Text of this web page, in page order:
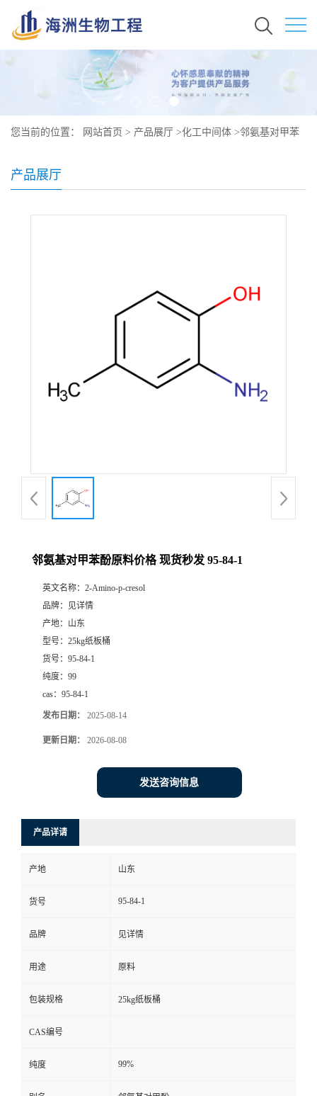
您当前的位置： 网站首页 > 产品展厅 >化工中间体 >邻氨基对甲苯
产品展厅
邻氨基对甲苯酚原料价格 现货秒发 95-84-1
英文名称： 2-Amino-p-cresol
品牌：
见详情
产地： 山东
型号： 25kg纸板桶
货号： 95-84-1
纯度： 99
cas： 95-84-1
发布日期： 2025-08-14
更新日期： 2026-08-08
发送咨询信息
产品详请
产地 山东
货号 95-84-1
品牌 见详情
用途 原料
包装规格 25kg纸板桶
CAS编号
纯度 99%